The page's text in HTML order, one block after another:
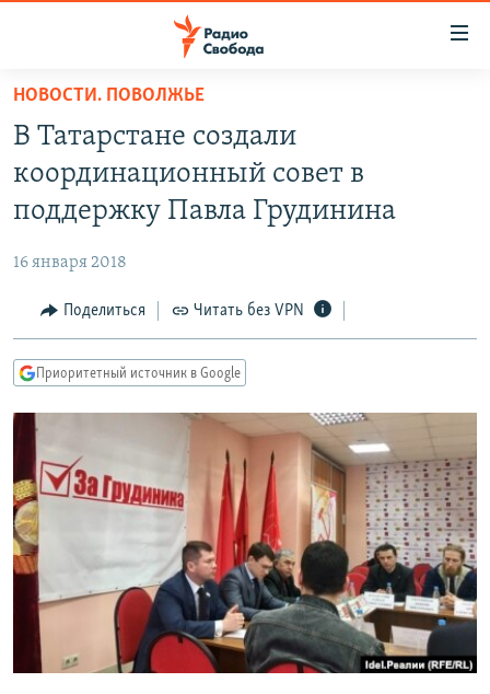
упрощенного
доступа
основному
Вернутся
Вернутся
поиску
ПОДКАСТЫ
АВТОРСКИЕ ПРОЕКТЫ
МНЕНИЯ
КУЛЬТУРА
КАВКАЗ.РЕАЛИИ
СЕВЕР.РЕАЛИИ
СИБИРЬ.РЕАЛИИ
РАСПИСАНИЕ ВЕЩАНИЯ
ПОДПИШИТЕСЬ НА РАССЫЛКУ
СОЦИАЛЬНЫЕ СЕТИ
НОВОСТИ. ПОВОЛЖЬЕ
В Татарстане создали
координационный совет в
поддержку Павла Грудинина
16 января 2018
Поделиться Читать без VPN
Приоритетный источник в Google